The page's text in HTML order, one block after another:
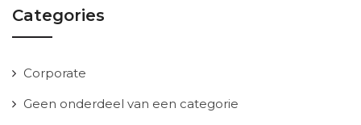
Categories
Corporate
Geen onderdeel van een categorie